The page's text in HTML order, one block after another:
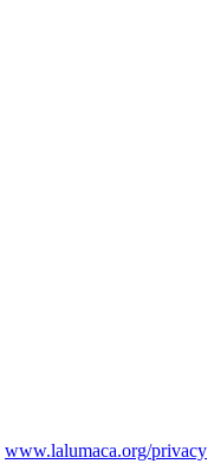
www.lalumaca.org/privacy